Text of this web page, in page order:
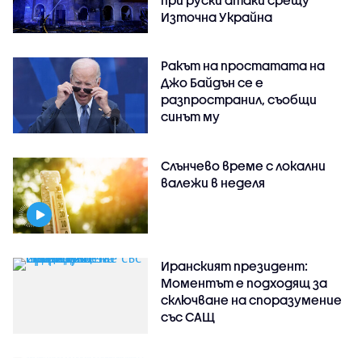
Източна Украйна
Ракът на простатата на
Джо Байдън се е
разпространил, съобщи
синът му
Слънчево време с локални
валежи в неделя
Иранският президент:
Моментът е подходящ за
сключване на споразумение
със САЩ